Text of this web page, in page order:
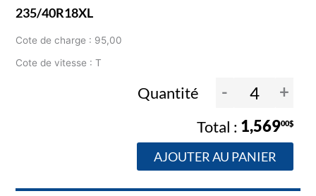
235/40R18XL
Cote de charge : 95,00
Cote de vitesse : T
Quantité - +
1,56900$
AJOUTER AU PANIER